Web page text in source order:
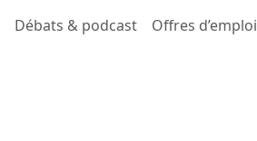
Débats & podcast Offres d’emploi